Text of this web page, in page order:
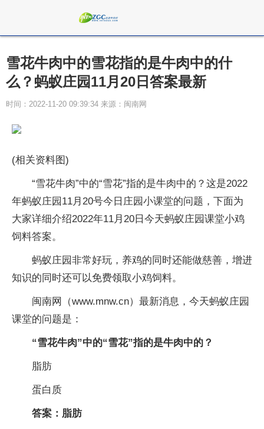
雪花牛肉中的雪花指的是牛肉中的什
么？蚂蚁庄园11月20日答案最新
时间：2022-11-20 09:39:34 来源：闽南网
(相关资料图)
“雪花牛肉”中的“雪花”指的是牛肉中的？这是2022
年蚂蚁庄园11月20号今日庄园小课堂的问题，下面为
大家详细介绍2022年11月20日今天蚂蚁庄园课堂小鸡
饲料答案。
蚂蚁庄园非常好玩，养鸡的同时还能做慈善，增进
知识的同时还可以免费领取小鸡饲料。
闽南网（www.mnw.cn）最新消息，今天蚂蚁庄园
课堂的问题是：
“雪花牛肉”中的“雪花”指的是牛肉中的 ？
脂肪
蛋白质
答案：脂肪